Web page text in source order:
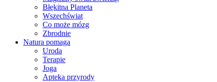
Błękitna Planeta
Wszechświat
Co może mózg
Zbrodnie
Natura pomaga
Uroda
Terapie
Joga
Apteka przyrody